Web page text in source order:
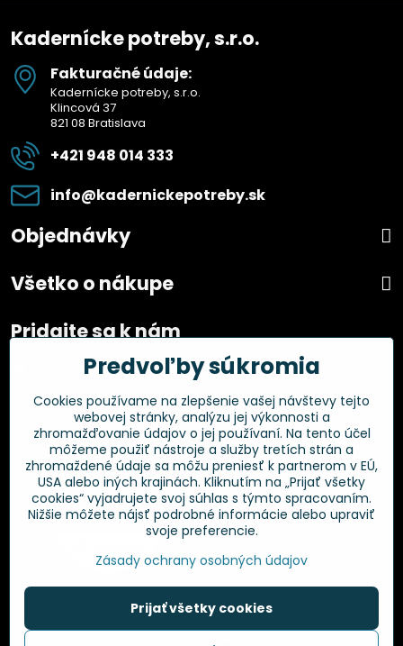
Kadernícke potreby, s.r.o.
Fakturačné údaje:
Kadernícke potreby, s.r.o.
Klincová 37
821 08 Bratislava
+421 948 014 333
info​@kadernickepotreby​.sk
Objednávky
Všetko o nákupe
Pridajte sa k nám
Facebook
Overené zákazníkmi
Predvoľby súkromia
Cookies používame na zlepšenie vašej návštevy tejto
webovej stránky, analýzu jej výkonnosti a
zhromažďovanie údajov o jej používaní. Na tento účel
môžeme použiť nástroje a služby tretích strán a
zhromaždené údaje sa môžu preniesť k partnerom v EÚ,
USA alebo iných krajinách. Kliknutím na „Prijať všetky
cookies“ vyjadrujete svoj súhlas s týmto spracovaním.
Nižšie môžete nájsť podrobné informácie alebo upraviť
svoje preferencie.
Zásady ochrany osobných údajov
Prijať všetky cookies